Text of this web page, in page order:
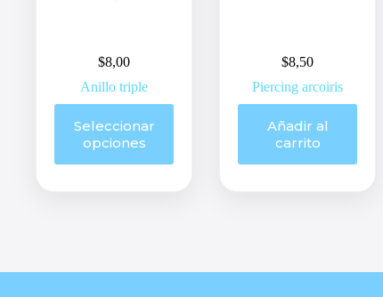
$8,00
Anillo triple
Seleccionar
opciones
producto
tiene
Las
en
$8,50
Piercing arcoiris
Añadir al
carrito